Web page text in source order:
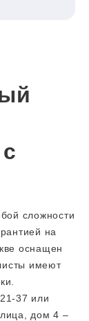
сложности
на
оснащен
имеют
37 или
дом 4 –